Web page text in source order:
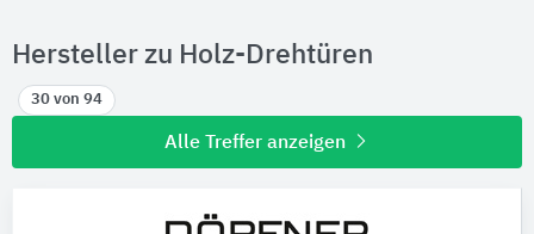
Hersteller zu Holz-Drehtüren
30 von 94
Alle Treffer anzeigen